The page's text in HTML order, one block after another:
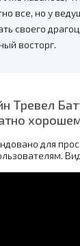
все, но у
своего
восторг.
Тревел
для